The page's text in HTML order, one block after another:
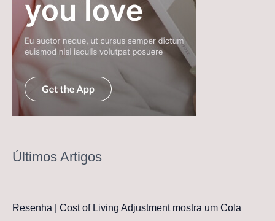
Últimos Artigos
Resenha | Cost of Living Adjustment mostra um Cola